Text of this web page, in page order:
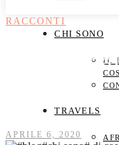
CHI SONO
IL
TRAVELS
RACCONTI
Frida
APRILE 6, 2020